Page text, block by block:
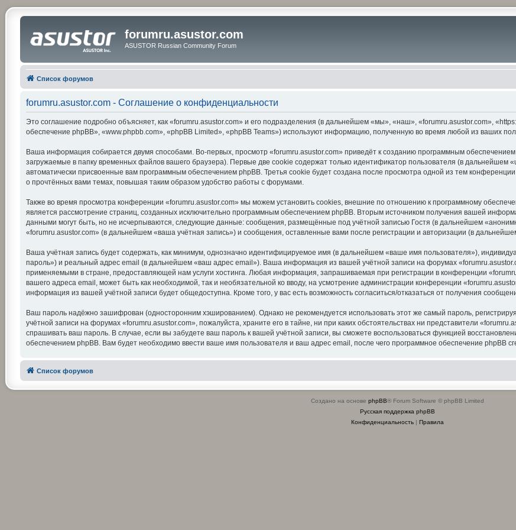
forumru.asustor.com
ASUSTOR Russian Community Forum
Список форумов
forumru.asustor.com - Соглашение о конфиденциальности
Это соглашение подробно объясняет, как «forumru.asustor.com» и его подразделения (в дальнейшем «мы», «наш», «forumru.asustor.com»,
обеспечение phpBB», «www.phpbb.com», «phpBB Limited», «phpBB Teams») используют информацию, полученную во время любой из ваших
Ваша информация собирается двумя способами. Во-первых, просмотр «forumru.asustor.com» приведёт к созданию программным
загружаемые в папку временных файлов вашего браузера). Первые две cookie содержат только идентификатор пользователя (в дальнейшем
автоматически присвоенные вам программным обеспечением phpBB. Третья cookie будет создана после просмотра одной из тем
о прочтённых вами темах, повышая таким образом удобство работы с форумами.
Также во время просмотра конференции «forumru.asustor.com» мы можем установить cookies, внешние по отношению к программному
является рассмотрение страниц, созданных исключительно программным обеспечением phpBB. Вторым источником получения вашей
данными могут быть, но не исчерпываются, следующие данные: сообщения, размещённые под учётной записью Гостя (в дальнейшем
«forumru.asustor.com» (в дальнейшем «ваша учётная запись») и сообщения, оставленные вами после регистрации и авторизации (в
Ваша учётная запись будет содержать, как минимум, однозначно идентифицируемое имя (в дальнейшем «ваше имя пользователя»),
пароль») и реальный адрес email (в дальнейшем «ваш адрес email»). Ваша информация из вашей учётной записи на форумах
применяемыми в стране, предоставляющей нам услуги хостинга. Любая информация, запрашиваемая при регистрации в конференции
вашего адреса email, может быть как необходимой, так и необязательной ко вводу, на усмотрение администрации конференции
информация из вашей учётной записи будет общедоступна. Кроме того, у вас есть возможность согласиться/отказаться от получения
Ваш пароль надёжно зашифрован (односторонним хэшированием). Однако не рекомендуется использовать этот же самый пароль,
учётной записи на форумах «forumru.asustor.com», пожалуйста, храните его в тайне, ни при каких обстоятельствах ни представители
спрашивать ваш пароль. В случае, если вы забудете ваш пароль к вашей учётной записи, вы сможете воспользоваться функцией
обеспечением phpBB. Вам будет необходимо ввести ваше имя пользователя и ваш адрес email, после чего программное обеспечение phpBB
Список форумов
Создано на основе phpBB® Forum Software © phpBB Limited
Русская поддержка phpBB
Конфиденциальность| Правила